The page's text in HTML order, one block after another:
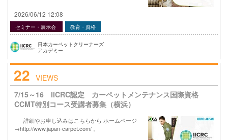
2026/06/12 12:08
セミナー・展示会 教育・資格
日本カーペットクリーナーズ
アカデミー
22 VIEWS
7/15～16 IICRC認定 カーペットメンテナンス国際資格
CCMT特別コース受講者募集（横浜）
詳細やお申し込みはこちらから ホームページ
→http://www.japan-carpet.com/ 。